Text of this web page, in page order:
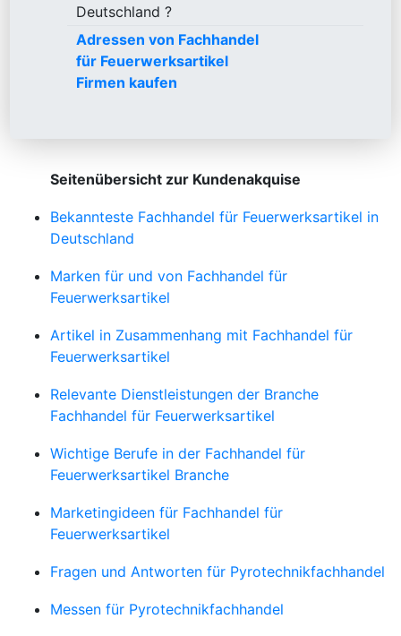
Deutschland ?
Adressen von Fachhandel
für Feuerwerksartikel
Firmen kaufen
Seitenübersicht zur Kundenakquise
Bekannteste Fachhandel für Feuerwerksartikel in
Deutschland
Marken für und von Fachhandel für
Feuerwerksartikel
Artikel in Zusammenhang mit Fachhandel für
Feuerwerksartikel
Relevante Dienstleistungen der Branche
Fachhandel für Feuerwerksartikel
Wichtige Berufe in der Fachhandel für
Feuerwerksartikel Branche
Marketingideen für Fachhandel für
Feuerwerksartikel
Fragen und Antworten für Pyrotechnikfachhandel
Messen für Pyrotechnikfachhandel